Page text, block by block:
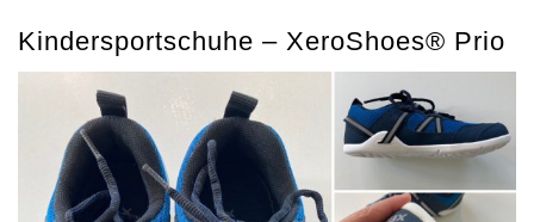
Kindersportschuhe – XeroShoes® Prio